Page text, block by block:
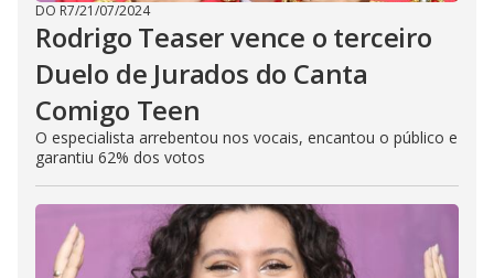
DO R7/21/07/2024
Rodrigo Teaser vence o terceiro
Duelo de Jurados do Canta
Comigo Teen
O especialista arrebentou nos vocais, encantou o público e
garantiu 62% dos votos